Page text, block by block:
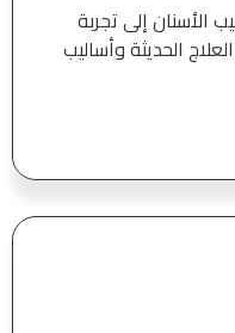
إلى تجربة
الحديثة وأساليب